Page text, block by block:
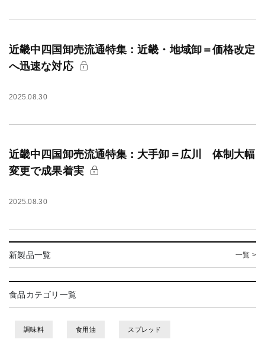
近畿中四国卸売流通特集：近畿・地域卸＝価格改定
へ迅速な対応
2025.08.30
近畿中四国卸売流通特集：大手卸＝広川 体制大幅
変更で成果着実
2025.08.30
新製品一覧 一覧 >
食品カテゴリ一覧
調味料 食用油 スプレッド